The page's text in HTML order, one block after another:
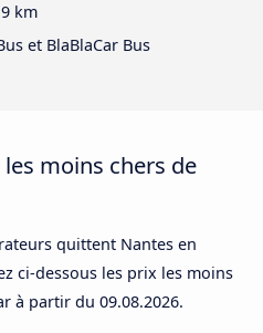
km
et BlaBlaCar Bus
moins chers de
quittent Nantes en
ci-dessous les prix les moins
à partir du 09.08.2026.